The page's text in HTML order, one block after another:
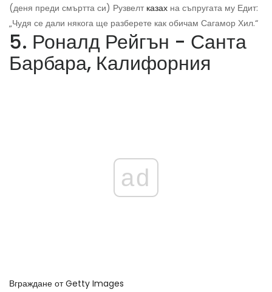
(деня преди смъртта си) Рузвелт казах на съпругата му Едит:
„Чудя се дали някога ще разберете как обичам Сагамор Хил.“
5. Роналд Рейгън - Санта
Барбара, Калифорния
ad
Вграждане от Getty Images